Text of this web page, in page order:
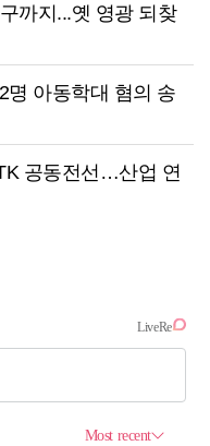
까지...옛 영광 되찾
명 아동학대 혐의 송
공동전선…산업 연